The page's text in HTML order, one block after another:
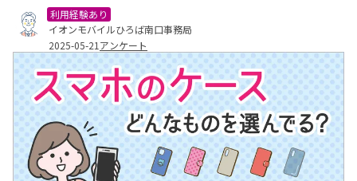
利用経験あり
イオンモバイルひろば南口事務局
2025-05-21 アンケート